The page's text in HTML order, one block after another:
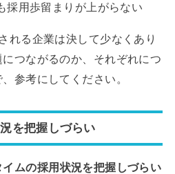
採用歩留まりが上がらない
れる企業は決して少なくあり
つながるのか、それぞれにつ
参考にしてください。
を把握しづらい
イムの採用状況を把握しづらい